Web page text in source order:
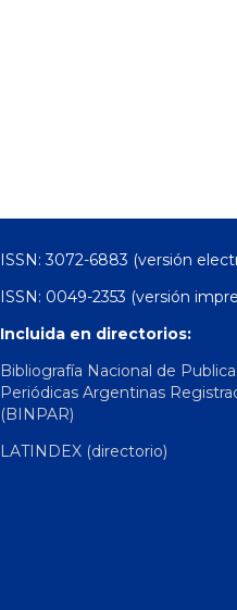
ISSN: 3072-6883 (versión
ISSN: 0049-2353 (versión
Incluida en directorios:
Bibliografía Nacional de
Periódicas Argentinas
(BINPAR)
LATINDEX (directorio)